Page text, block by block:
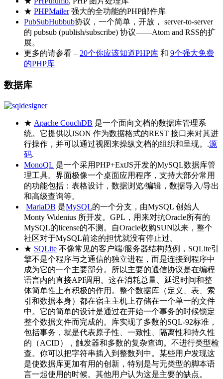
★ PHPMailer强大的全功能的PHP邮件库
PubSubHubbub协议，一个简单，开放， server-to-server
的 pubsub (publish/subscribe) 协议——Atom and RSS的扩
展。
更多的请参看 – 20个你应该知道PHP库 和 9个强大免费
的PHP库
数据库
★ Apache CouchDB 是一个面向文档的数据库管理系
统。它提供以JSON 作为数据格式的REST 接口来对其进
行操作，并可以通过视图来操纵文档的组织和呈现。.源
码.
MonoQL 是一个采用PHP+ExtJS开发的MySQL数据库管
理工具。界面极像一个桌面应用程序，支持大部分常用
的功能包括：表格设计，数据浏览/编辑，数据导入/导出
和高级查询等。
MariaDB 是MySQL的一个分支，由MySQL 创始人
Monty Widenius 所开发。GPL，用来对抗Oracle所有的
MySQL的license的不测。自Oracle收购SUN以来，整个
社区对于MySQL前途的担忧就没有停止过。
★ SQLite 不像常见的客户端/服务器结构范例，SQLite引
擎不是个程序与之通信的独立进程，而是连接到程序中
成为它的一个主要部分。所以主要的通信协议是在编程
语言内的直接API调用。这在消耗总量、延迟时间和整
体简单性上有积极的作用。整个数据库（定义、表、索
引和数据本身）都在宿主主机上存储在一个单一的文件
中。它的简单的设计是通过在开始一个事务的时候锁定
整个数据文件而完成的。库实现了多数的SQL-92标准，
包括事务，就是代表原子性、一致性、隔离性和持久性
的（ACID），触发器和多数的复杂查询。不进行类型检
查。你可以把字符串插入到整数列中。某些用户发现这
是使数据库更加有用的创新，特别是与无类型的脚本语
言一起使用的时候。其他用户认为这是主要的缺点。